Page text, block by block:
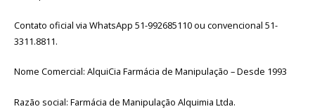
Contato oficial via WhatsApp 51-992685110 ou convencional 51-
3311.8811.
Nome Comercial: AlquiCia Farmácia de Manipulação – Desde 1993
Razão social: Farmácia de Manipulação Alquimia Ltda.